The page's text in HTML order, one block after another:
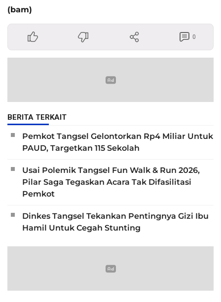
(bam)
0
BERITA TERKAIT
Pemkot Tangsel Gelontorkan Rp4 Miliar Untuk
PAUD, Targetkan 115 Sekolah
Usai Polemik Tangsel Fun Walk & Run 2026,
Pilar Saga Tegaskan Acara Tak Difasilitasi
Pemkot
Dinkes Tangsel Tekankan Pentingnya Gizi Ibu
Hamil Untuk Cegah Stunting